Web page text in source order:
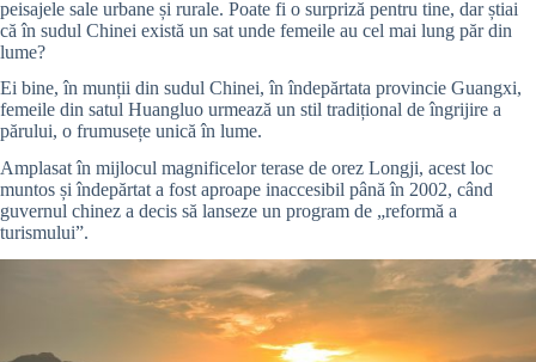
peisajele sale urbane și rurale. Poate fi o surpriză pentru tine, dar știai
că în sudul Chinei există un sat unde femeile au cel mai lung păr din
lume?
Ei bine, în munții din sudul Chinei, în îndepărtata provincie Guangxi,
femeile din satul Huangluo urmează un stil tradițional de îngrijire a
părului, o frumusețe unică în lume.
Amplasat în mijlocul magnificelor terase de orez Longji, acest loc
muntos și îndepărtat a fost aproape inaccesibil până în 2002, când
guvernul chinez a decis să lanseze un program de „reformă a
turismului”.